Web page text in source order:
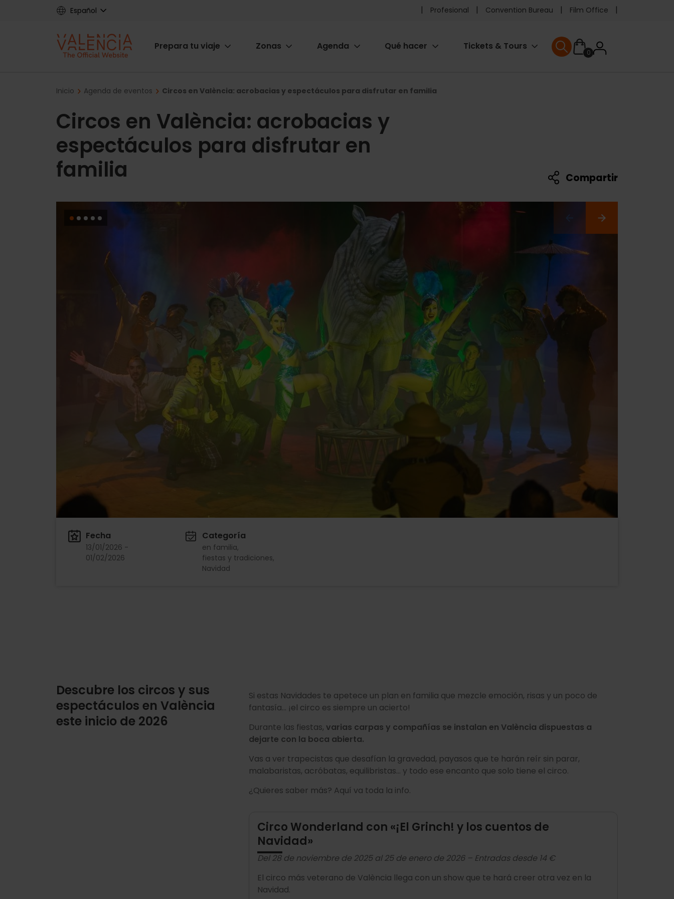
Español
Pre
header
Profesional Convention Bureau Film Office
Main
Prepara tu viaje Zonas Agenda Qué hacer Tickets & Tours
0User
User menu
Breadcrumb
Inicio Agenda de eventos Circos en València: acrobacias y espectáculos para disfrutar en familia
Circos en València: acrobacias y
espectáculos para disfrutar en
familia
Compartir
Fecha
13/01/2026 -
01/02/2026
Categoría
en familia
fiestas y tradiciones
Navidad
Descubre los circos y sus
espectáculos en València
este inicio de 2026
Si estas Navidades te apetece un plan en familia que mezcle emoción, risas y un poco de
fantasía... ¡el circo es siempre un acierto!
Durante las fiestas, varias carpas y compañías se instalan en València dispuestas a
dejarte con la boca abierta.
Vas a ver trapecistas que desafían la gravedad, payasos que te harán reír sin parar,
malabaristas, acróbatas, equilibristas… y todo ese encanto que solo tiene el circo.
¿Quieres saber más? Aquí va toda la info.
Circo Wonderland con «¡El Grinch! y los cuentos de
Navidad»
Del 28 de noviembre de 2025 al 25 de enero de 2026 – Entradas desde 14 €
El circo más veterano de València llega con un show que te hará creer otra vez en la
Navidad.